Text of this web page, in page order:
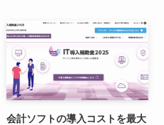
会計ソフトの導入コストを最大